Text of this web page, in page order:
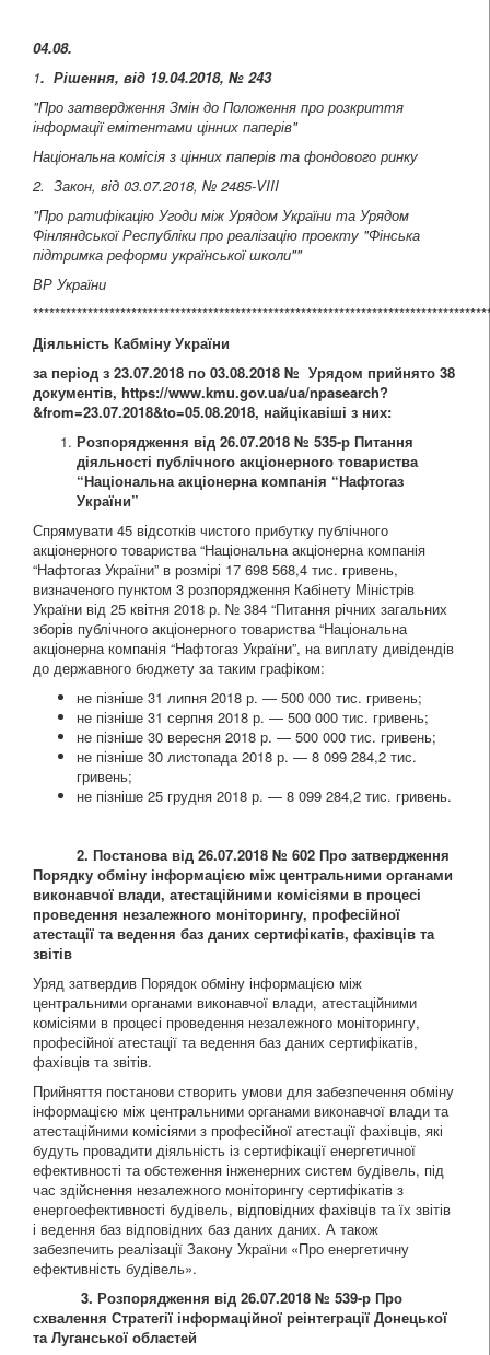
04.08.
1. Рішення, від 19.04.2018, № 243
"Про затвердження Змін до Положення про розкриття
інформації емітентами цінних паперів"
Національна комісія з цінних паперів та фондового ринку
2. Закон, від 03.07.2018, № 2485-VIII
"Про ратифікацію Угоди між Урядом України та Урядом
Фінляндської Республіки про реалізацію проекту "Фінська
підтримка реформи української школи""
ВР України
Діяльність Кабміну України
за період з 23.07.2018 по 03.08.2018 № Урядом прийнято 38
документів, https://www.kmu.gov.ua/ua/npasearch?
&from=23.07.2018&to=05.08.2018, найцікавіші з них:
Розпорядження від 26.07.2018 № 535-р Питання
діяльності публічного акціонерного товариства
“Національна акціонерна компанія “Нафтогаз
України”
Спрямувати 45 відсотків чистого прибутку публічного
акціонерного товариства “Національна акціонерна компанія
“Нафтогаз України” в розмірі 17 698 568,4 тис. гривень,
визначеного пунктом 3 розпорядження Кабінету Міністрів
України від 25 квітня 2018 р. № 384 “Питання річних загальних
зборів публічного акціонерного товариства “Національна
акціонерна компанія “Нафтогаз України”, на виплату дивідендів
до державного бюджету за таким графіком:
не пізніше 31 липня 2018 р. — 500 000 тис. гривень;
не пізніше 31 серпня 2018 р. — 500 000 тис. гривень;
не пізніше 30 вересня 2018 р. — 500 000 тис. гривень;
не пізніше 30 листопада 2018 р. — 8 099 284,2 тис.
гривень;
не пізніше 25 грудня 2018 р. — 8 099 284,2 тис. гривень.
2. Постанова від 26.07.2018 № 602 Про затвердження
Порядку обміну інформацією між центральними органами
виконавчої влади, атестаційними комісіями в процесі
проведення незалежного моніторингу, професійної
атестації та ведення баз даних сертифікатів, фахівців та
звітів
Уряд затвердив Порядок обміну інформацією між
центральними органами виконавчої влади, атестаційними
комісіями в процесі проведення незалежного моніторингу,
професійної атестації та ведення баз даних сертифікатів,
фахівців та звітів.
Прийняття постанови створить умови для забезпечення обміну
інформацією між центральними органами виконавчої влади та
атестаційними комісіями з професійної атестації фахівців, які
будуть провадити діяльність із сертифікації енергетичної
ефективності та обстеження інженерних систем будівель, під
час здійснення незалежного моніторингу сертифікатів з
енергоефективності будівель, відповідних фахівців та їх звітів
і ведення баз відповідних баз даних даних. А також
забезпечить реалізації Закону України «Про енергетичну
ефективність будівель».
3. Розпорядження від 26.07.2018 № 539-р Про
схвалення Стратегії інформаційної реінтеграції Донецької
та Луганської областей